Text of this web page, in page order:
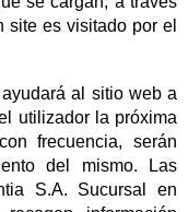
site es visitado por el
al sitio web a
utilizador la próxima
frecuencia, serán
del mismo. Las
S.A. Sucursal en